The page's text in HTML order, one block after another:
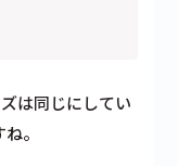
は同じにしてい
。